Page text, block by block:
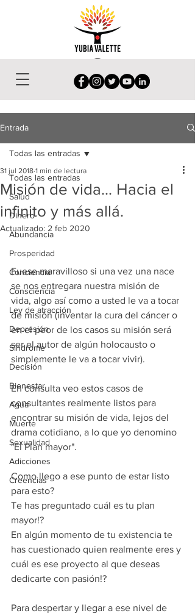
Entrada
Todas las entradas
Salud
Dinero
Abundancia
Prosperidad
Conciencia
Consciencia
Ley de atracción
Depresión
Síndrome
Decisión
Bienestar
Agua
Muerte
Sexualidad
Adicciones
Creencias
Todas las entradas
Misión de vida... Hacia el
infinito y más allá.
31 jul 2018 1 min de lectura
Actualizado: 2 feb 2020
Fuese maravilloso si una vez una nace
se nos entregara nuestra misión de
vida, algo así como a usted le va a tocar
de misión (inventar la cura del cáncer o
en el peor de los casos su misión será
ser el autor de algún holocausto o
simplemente le va a tocar vivir).
En consulta veo estos casos de
consultantes realmente listos para
encontrar su misión de vida, lejos del
drama cotidiano, a lo que yo denomino
"El Plan mayor".
Como llego a ese punto de estar listo
para esto?
Te has preguntado cuál es tu plan
mayor!?
En algún momento de tu existencia te
has cuestionado quien realmente eres y
cuál es ese proyecto al que deseas
dedicarte con pasión!?
Para despertar y llegar a ese nivel de